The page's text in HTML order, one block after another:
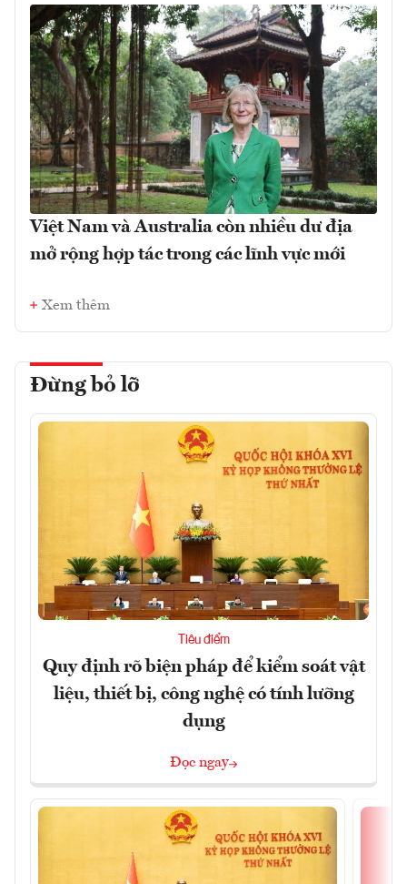
Việt Nam và Australia còn nhiều dư địa
mở rộng hợp tác trong các lĩnh vực mới
Xem thêm
Đừng bỏ lỡ
Tiêu điểm
Quy định rõ biện pháp để kiểm soát vật
liệu, thiết bị, công nghệ có tính lưỡng
dụng
Đọc ngay